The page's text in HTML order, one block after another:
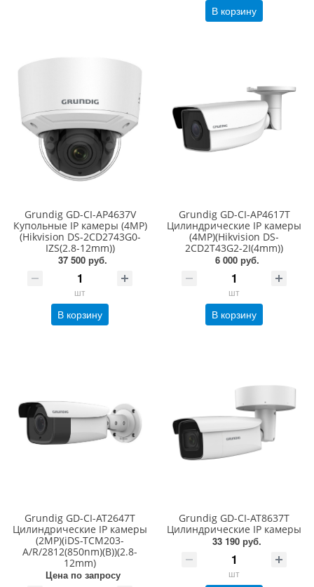
В корзину
Grundig GD-CI-AP4637V
Купольные IP камеры (4MP)
(Hikvision DS-2CD2743G0-
IZS(2.8-12mm))
37 500 руб.
шт
В корзину
Grundig GD-CI-AP4617T
Цилиндрические IP камеры
(4MP)(Hikvision DS-
2CD2T43G2-2I(4mm))
6 000 руб.
шт
В корзину
Grundig GD-CI-AT2647T
Цилиндрические IP камеры
(2MP)(iDS-TCM203-
A/R/2812(850nm)(B))(2.8-
12mm)
Цена по запросу
Grundig GD-CI-AT8637T
Цилиндрические IP камеры
33 190 руб.
шт